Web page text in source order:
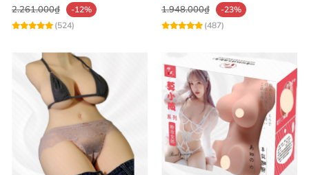
2.261.000₫
-12%
(524)
1.948.000₫
-23%
(487)